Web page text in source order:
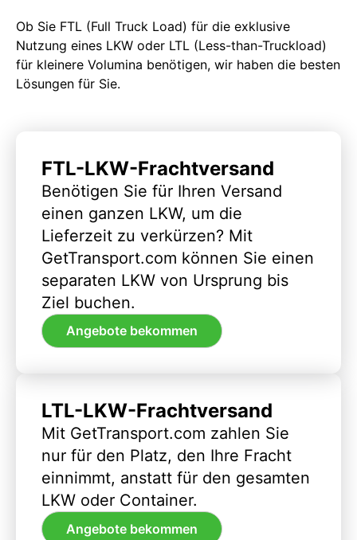
Ob Sie FTL (Full Truck Load) für die exklusive
Nutzung eines LKW oder LTL (Less-than-Truckload)
für kleinere Volumina benötigen, wir haben die besten
Lösungen für Sie.
FTL-LKW-Frachtversand
Benötigen Sie für Ihren Versand
einen ganzen LKW, um die
Lieferzeit zu verkürzen? Mit
GetTransport.com können Sie einen
separaten LKW von Ursprung bis
Ziel buchen.
Angebote bekommen
LTL-LKW-Frachtversand
Mit GetTransport.com zahlen Sie
nur für den Platz, den Ihre Fracht
einnimmt, anstatt für den gesamten
LKW oder Container.
Angebote bekommen